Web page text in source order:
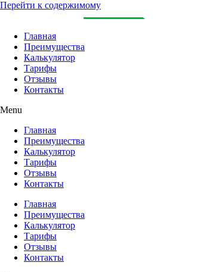
Перейти к содержимому
Главная
Преимущества
Калькулятор
Тарифы
Отзывы
Контакты
Menu
Главная
Преимущества
Калькулятор
Тарифы
Отзывы
Контакты
Главная
Преимущества
Калькулятор
Тарифы
Отзывы
Контакты